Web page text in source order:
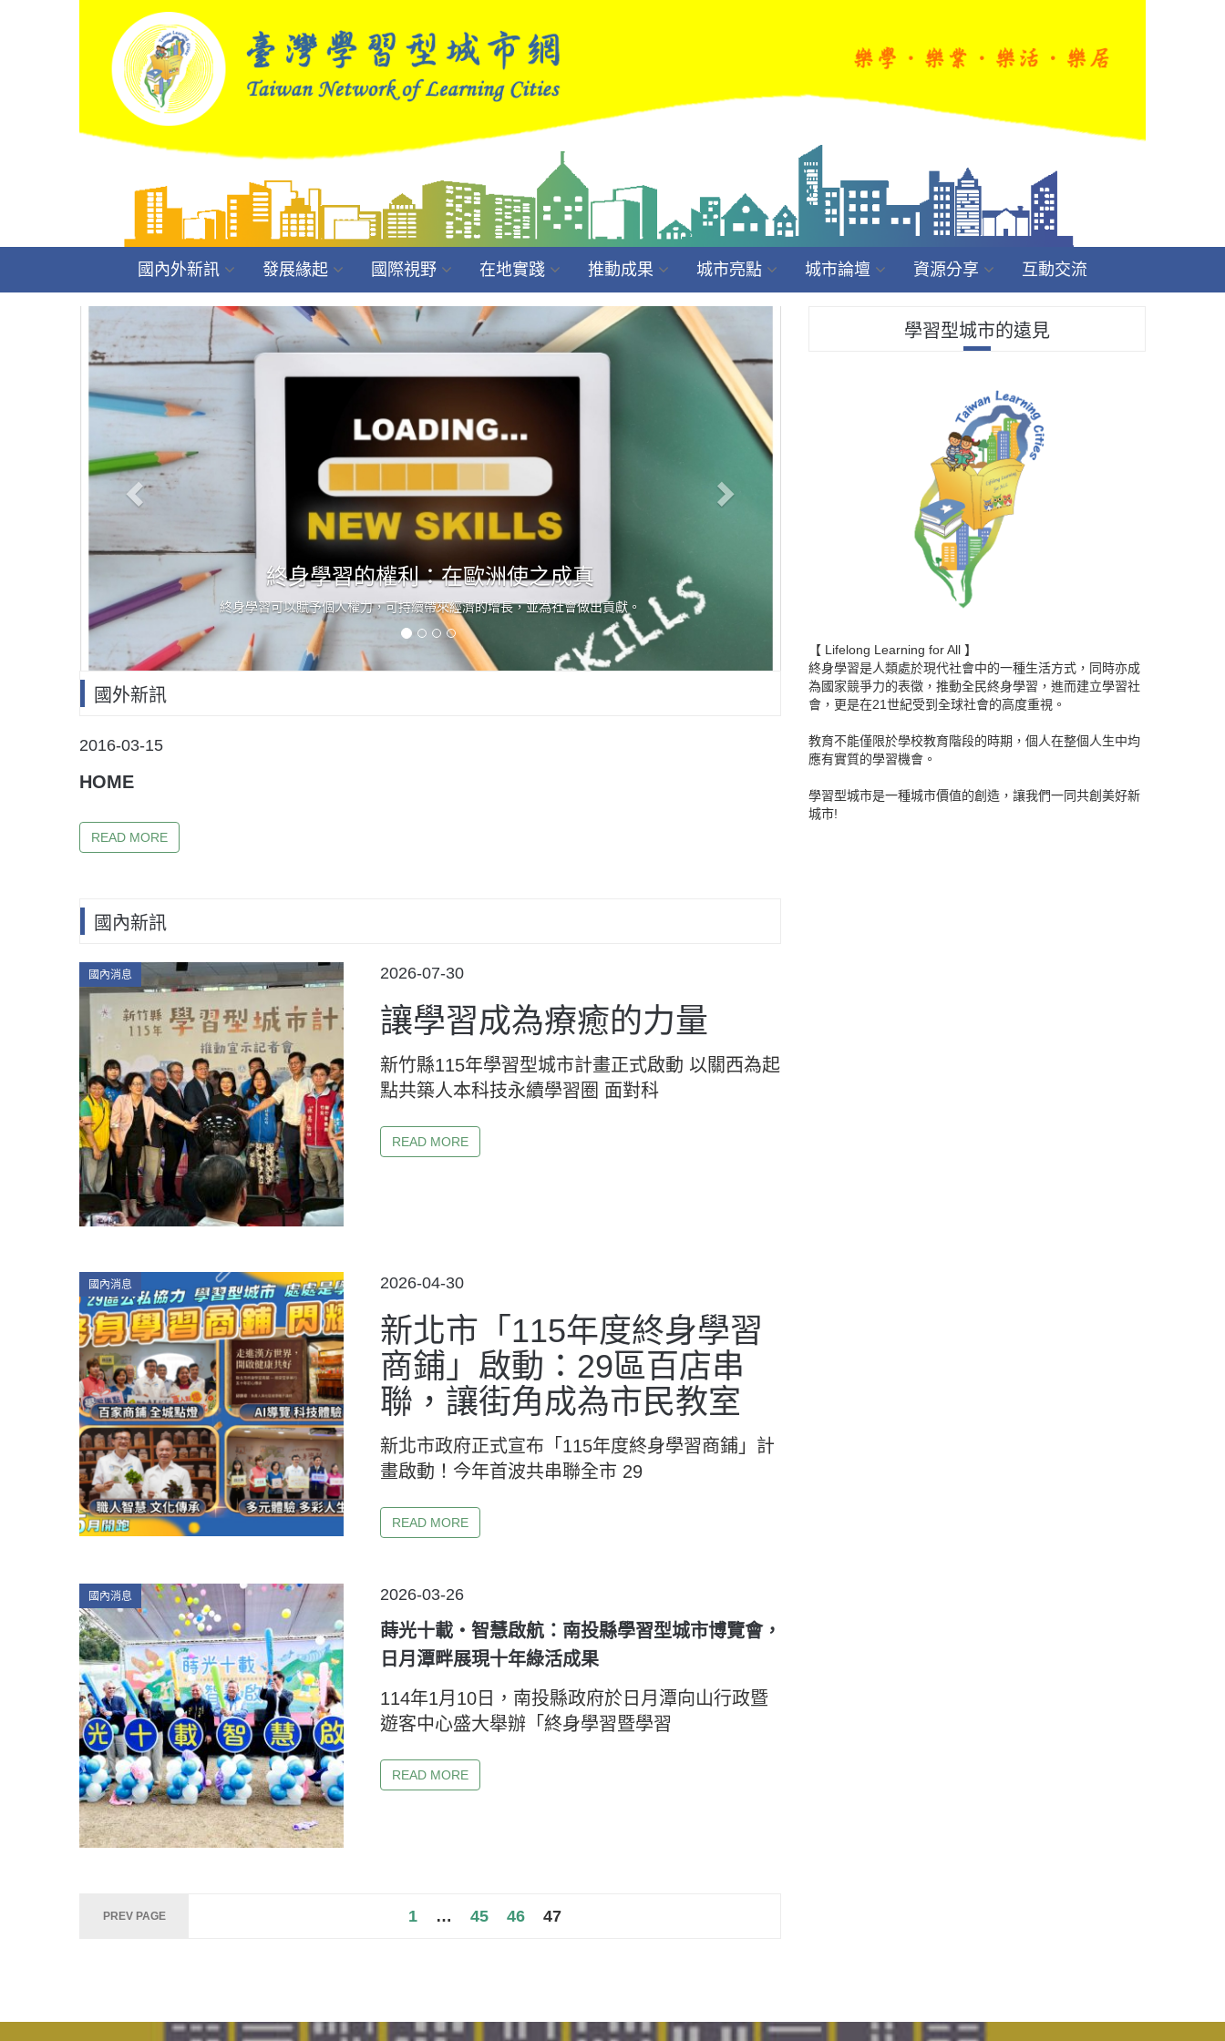
國內外新訊 發展緣起 國際視野 在地實踐 推動成果 城市亮點 城市論壇 資源分享 互動交流
終身學習的權利：在歐洲使之成真
終身學習可以賦予個人權力，可持續帶來經濟的增長，並為社會做出貢獻。
如何使成人教育變革：提出正
國外新訊
POSTED
2016-03-15
HOME
READ MORE
國內新訊
Categories
國內消息
POSTED
2026-07-30
讓學習成為療癒的力量
新竹縣115年學習型城市計畫正式啟動 以關西為起
點共築人本科技永續學習圈 面對科
READ MORE
Categories
國內消息
POSTED
2026-04-30
新北市「115年度終身學習
商鋪」啟動：29區百店串
聯，讓街角成為市民教室
新北市政府正式宣布「115年度終身學習商鋪」計
畫啟動！今年首波共串聯全市 29
READ MORE
Categories
國內消息
POSTED
ON
2026-03-26
蒔光十載‧智慧啟航：南投縣學習型城市博覽會，
日月潭畔展現十年綠活成果
114年1月10日，南投縣政府於日月潭向山行政暨
遊客中心盛大舉辦「終身學習暨學習
READ MORE
Posts
PREV PAGE 1 … 45 46 47
學習型城市的遠見
【 Lifelong Learning for All 】
終身學習是人類處於現代社會中的一種生活方式，同時亦成
為國家競爭力的表徵，推動全民終身學習，進而建立學習社
會，更是在21世紀受到全球社會的高度重視。
教育不能僅限於學校教育階段的時期，個人在整個人生中均
應有實質的學習機會。
學習型城市是一種城市價值的創造，讓我們一同共創美好新
城市!